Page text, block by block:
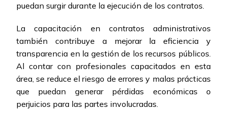
puedan surgir durante la ejecución de los contratos.
La capacitación en contratos administrativos
también contribuye a mejorar la eficiencia y
transparencia en la gestión de los recursos públicos.
Al contar con profesionales capacitados en esta
área, se reduce el riesgo de errores y malas prácticas
que puedan generar pérdidas económicas o
perjuicios para las partes involucradas.